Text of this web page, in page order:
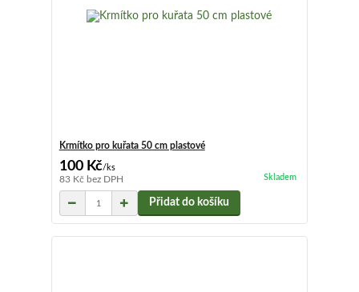
Krmítko pro kuřata 50 cm plastové
100 Kč/ks
83 Kč bez DPH Skladem
Přidat do košíku